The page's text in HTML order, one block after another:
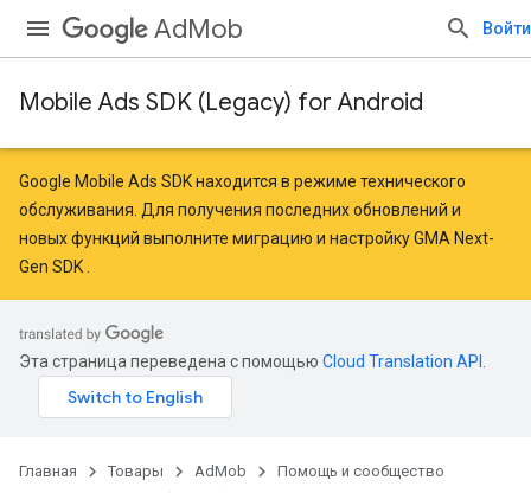
AdMob Войти
Mobile Ads SDK (Legacy) for Android
Google Mobile Ads SDK находится в режиме технического
обслуживания. Для получения последних обновлений и
новых функций выполните миграцию и настройку GMA Next-
Gen SDK
Эта страница переведена с помощью Cloud Translation API
Главная Товары AdMob
Помощь и сообщество